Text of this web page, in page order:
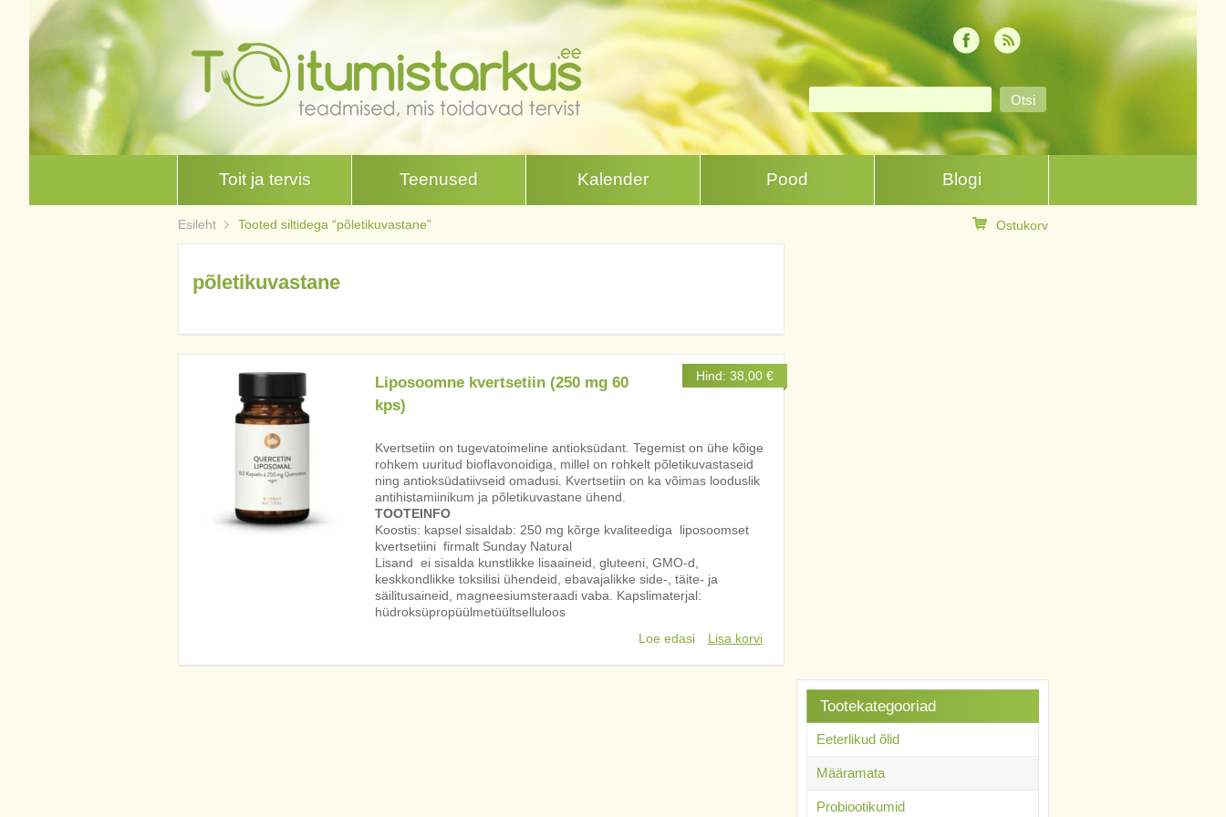
Toit ja tervis Teenused Kalender Pood Blogi
Esileht Tooted siltidega “põletikuvastane” Ostukorv
põletikuvastane
Liposoomne kvertsetiin (250 mg 60
kps)
Hind: 38,00 €
Kvertsetiin on tugevatoimeline antioksüdant. Tegemist on ühe kõige
rohkem uuritud bioflavonoidiga, millel on rohkelt põletikuvastaseid
ning antioksüdatiivseid omadusi. Kvertsetiin on ka võimas looduslik
antihistamiinikum ja põletikuvastane ühend.
TOOTEINFO
Koostis: kapsel sisaldab: 250 mg kõrge kvaliteediga liposoomset
kvertsetiini firmalt Sunday Natural
Lisand ei sisalda kunstlikke lisaaineid, gluteeni, GMO-d,
keskkondlikke toksilisi ühendeid, ebavajalikke side-, täite- ja
säilitusaineid, magneesiumsteraadi vaba. Kapslimaterjal:
hüdroksüpropüülmetüültselluloos
Loe edasi
Lisa korvi
Tootekategooriad
Eeterlikud õlid
Määramata
Probiootikumid